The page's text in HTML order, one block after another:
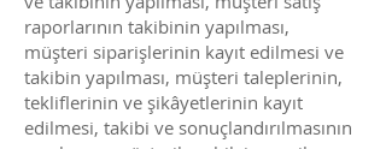
raporlarının takibinin yapılması,
müşteri siparişlerinin kayıt edilmesi ve
takibin yapılması, müşteri taleplerinin,
tekliflerinin ve şikâyetlerinin kayıt
edilmesi, takibi ve sonuçlandırılmasının